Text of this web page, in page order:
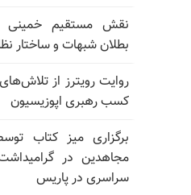
بطلان شبهات و ساختار
روایت رویترز از
کسب رهبری اپوزیسیون
برگزاری میز کتاب
مجاهدین در
سراسری در پاریس